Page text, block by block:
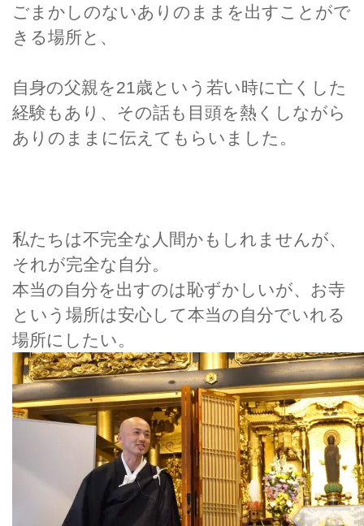
ごまかしのないありのままを出すことがで
きる場所と、
自身の父親を21歳という若い時に亡くした
経験もあり、その話も目頭を熱くしながら
ありのままに伝えてもらいました。
私たちは不完全な人間かもしれませんが、
それが完全な自分。
本当の自分を出すのは恥ずかしいが、お寺
という場所は安心して本当の自分でいれる
場所にしたい。